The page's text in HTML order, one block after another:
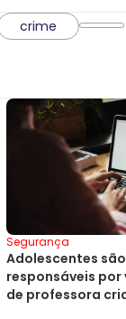
crime
Segurança
Adolescentes são
responsáveis por
de professora